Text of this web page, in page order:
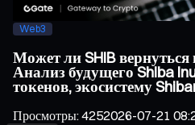
Web3
Может ли SHIB
Анализ будущего Shiba
токенов, экосистему
Просмотры:4252026-07-21